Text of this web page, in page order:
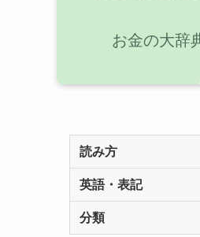
読み方
英語・表記
分類